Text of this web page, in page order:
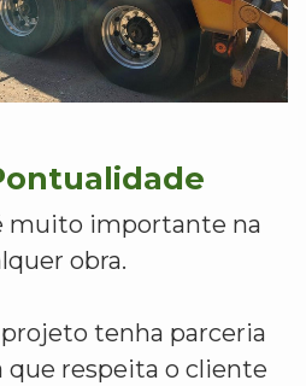
muito importante na
obra.
tenha parceria
que respeita o cliente